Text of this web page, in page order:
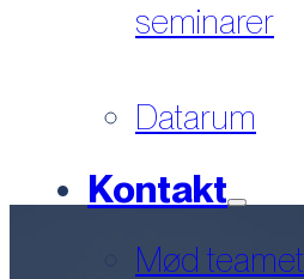
seminarer
Datarum
Kontakt
Mød teamet